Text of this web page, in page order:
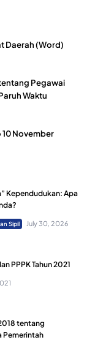
Daerah (Word)
Pegawai
Waktu
10 November
Kependudukan: Apa
Sipil July 30, 2026
PPPK Tahun 2021
tentang
Pemerintah